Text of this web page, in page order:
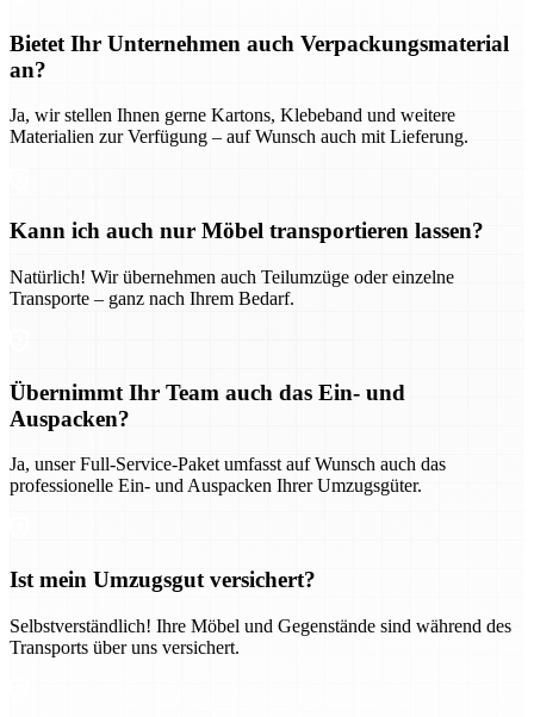
Bietet Ihr Unternehmen auch Verpackungsmaterial
an?
Ja, wir stellen Ihnen gerne Kartons, Klebeband und weitere
Materialien zur Verfügung – auf Wunsch auch mit Lieferung.
Kann ich auch nur Möbel transportieren lassen?
Natürlich! Wir übernehmen auch Teilumzüge oder einzelne
Transporte – ganz nach Ihrem Bedarf.
Übernimmt Ihr Team auch das Ein- und
Auspacken?
Ja, unser Full-Service-Paket umfasst auf Wunsch auch das
professionelle Ein- und Auspacken Ihrer Umzugsgüter.
Ist mein Umzugsgut versichert?
Selbstverständlich! Ihre Möbel und Gegenstände sind während des
Transports über uns versichert.